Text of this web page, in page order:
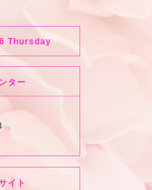
Thursday
ター
イト